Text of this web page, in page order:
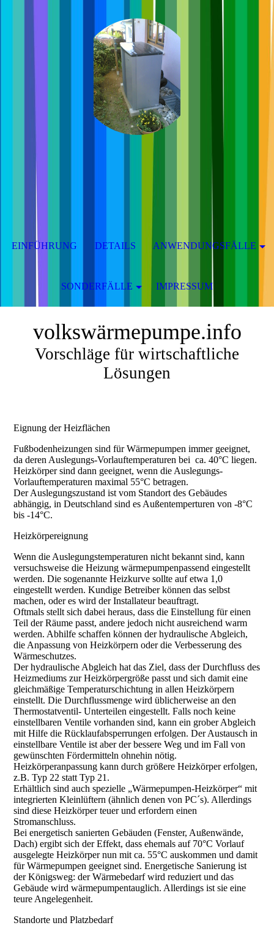
volkswärmepumpe.info
Vorschläge für wirtschaftliche
Lösungen
Eignung der Heizflächen
Fußbodenheizungen sind für Wärmepumpen immer geeignet,
da deren Auslegungs-Vorlauftemperaturen bei ca. 40°C liegen.
Heizkörper sind dann geeignet, wenn die Auslegungs-
Vorlauftemperaturen maximal 55°C betragen.
Der Auslegungszustand ist vom Standort des Gebäudes
abhängig, in Deutschland sind es Außentemperturen von -8°C
bis -14°C.
Heizkörpereignung
Wenn die Auslegungstemperaturen nicht bekannt sind, kann
versuchsweise die Heizung wärmepumpenpassend eingestellt
werden. Die sogenannte Heizkurve sollte auf etwa 1,0
eingestellt werden. Kundige Betreiber können das selbst
machen, oder es wird der Installateur beauftragt.
Oftmals stellt sich dabei heraus, dass die Einstellung für einen
Teil der Räume passt, andere jedoch nicht ausreichend warm
werden. Abhilfe schaffen können der hydraulische Abgleich,
die Anpassung von Heizkörpern oder die Verbesserung des
Wärmeschutzes.
Der hydraulische Abgleich hat das Ziel, dass der Durchfluss des
Heizmediums zur Heizkörpergröße passt und sich damit eine
gleichmäßige Temperaturschichtung in allen Heizkörpern
einstellt. Die Durchflussmenge wird üblicherweise an den
Thermostatventil- Unterteilen eingestellt. Falls noch keine
einstellbaren Ventile vorhanden sind, kann ein grober Abgleich
mit Hilfe die Rücklaufabsperrungen erfolgen. Der Austausch in
einstellbare Ventile ist aber der bessere Weg und im Fall von
gewünschten Fördermitteln ohnehin nötig.
Heizkörperanpassung kann durch größere Heizkörper erfolgen,
z.B. Typ 22 statt Typ 21.
Erhältlich sind auch spezielle „Wärmepumpen-Heizkörper“ mit
integrierten Kleinlüftern (ähnlich denen von PC´s). Allerdings
sind diese Heizkörper teuer und erfordern einen
Stromanschluss.
Bei energetisch sanierten Gebäuden (Fenster, Außenwände,
Dach) ergibt sich der Effekt, dass ehemals auf 70°C Vorlauf
ausgelegte Heizkörper nun mit ca. 55°C auskommen und damit
für Wärmepumpen geeignet sind. Energetische Sanierung ist
der Königsweg: der Wärmebedarf wird reduziert und das
Gebäude wird wärmepumpentauglich. Allerdings ist sie eine
teure Angelegenheit.
Standorte und Platzbedarf
EINFÜHRUNG DETAILS ANWENDUNGSFÄLLE
SONDERFÄLLE IMPRESSUM